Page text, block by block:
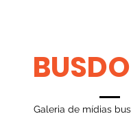
Galeria de mídias